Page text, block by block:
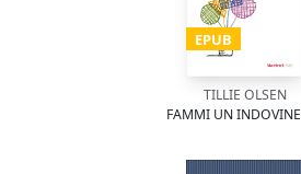
EPUB
TILLIE OLSEN
FAMMI UN